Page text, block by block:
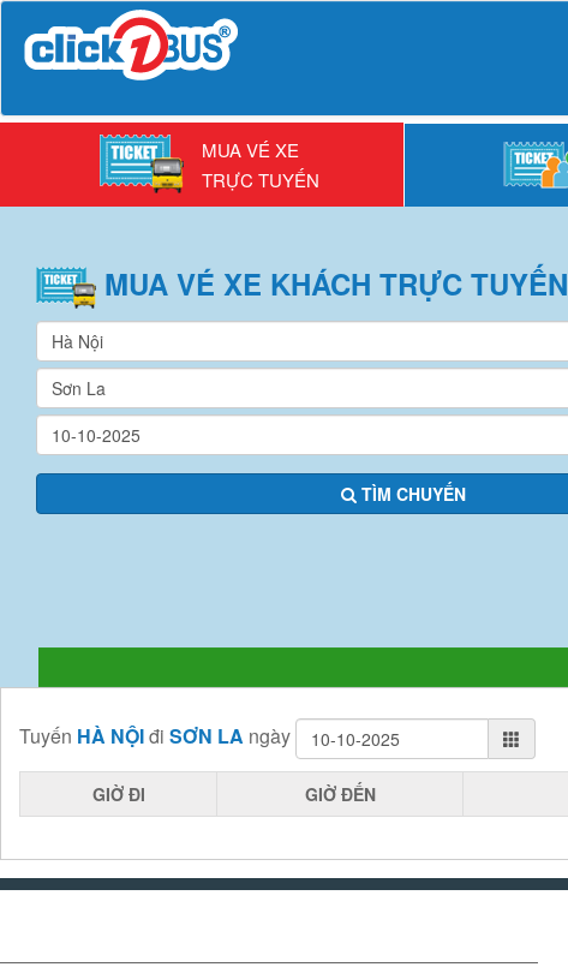
MUA VÉ XE
TRỰC TUYẾN
MUA VÉ XE KHÁCH TRỰC TUYẾN
TÌM CHUYẾN
Tuyến HÀ NỘIđi SƠN LA ngày
GIỜ ĐI GIỜ ĐẾN